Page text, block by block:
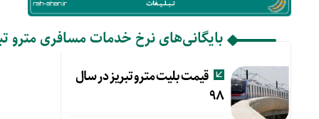
بایگانی‌های نرخ خدمات مسافری مترو
قیمت بلیت مترو تبریز در سال
۹۸